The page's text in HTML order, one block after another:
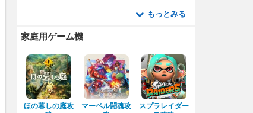
もっとみる
家庭用ゲーム機
ほの暮しの庭攻
マーベル闘魂攻
スプラレイダー